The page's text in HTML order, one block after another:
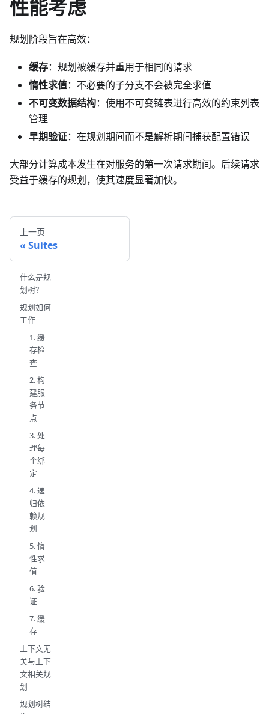
性能考虑
规划阶段旨在高效：
缓存：规划被缓存并重用于相同的请求
惰性求值：不必要的子分支不会被完全求值
不可变数据结构：使用不可变链表进行高效的约束列表
管理
早期验证：在规划期间而不是解析期间捕获配置错误
大部分计算成本发生在对服务的第一次请求期间。后续请求
受益于缓存的规划，使其速度显著加快。
上一页
Suites
什么是规
划树？
规划如何
工作
1. 缓
存检
查
2. 构
建服
务节
点
3. 处
理每
个绑
定
4. 递
归依
赖规
划
5. 惰
性求
值
6. 验
证
7. 缓
存
上下文无
关与上下
文相关规
划
规划树结